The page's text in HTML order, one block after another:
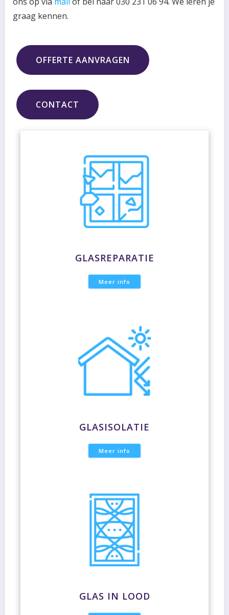
graag kennen.
OFFERTE AANVRAGEN
CONTACT
GLASREPARATIE
Meer info
GLASISOLATIE
Meer info
GLAS IN LOOD